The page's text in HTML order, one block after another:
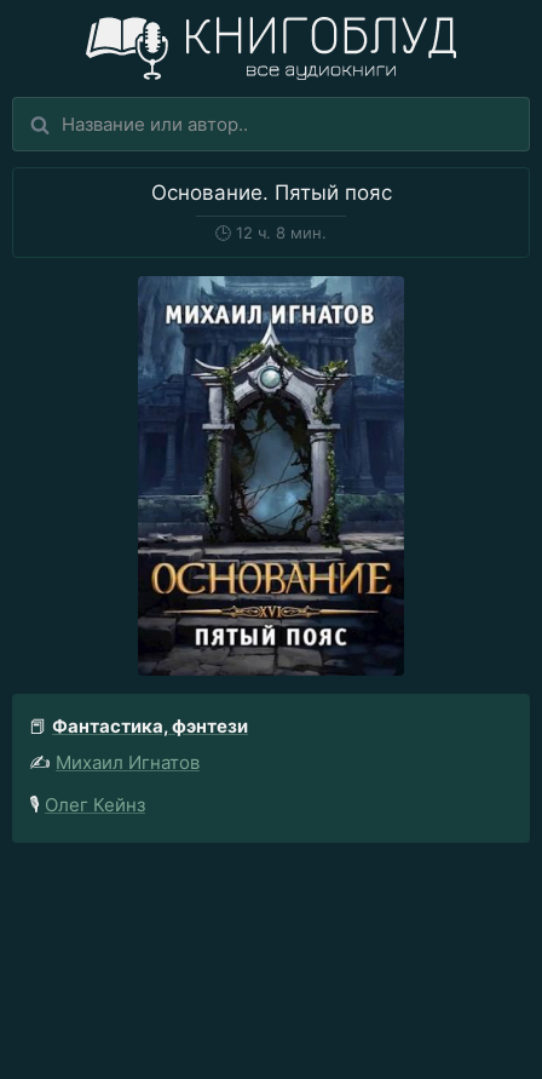
Основание. Пятый пояс
🕒 12 ч. 8 мин.
📕 Фантастика, фэнтези
✍️ Михаил Игнатов
🎙️ Олег Кейнз